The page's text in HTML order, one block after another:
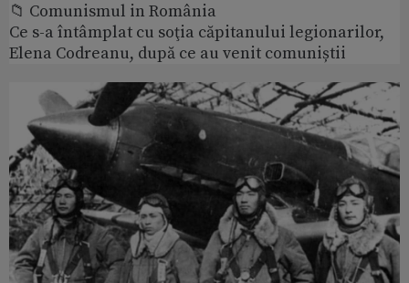
📁 Comunismul in România
Ce s-a întâmplat cu soţia căpitanului legionarilor,
Elena Codreanu, după ce au venit comuniștii